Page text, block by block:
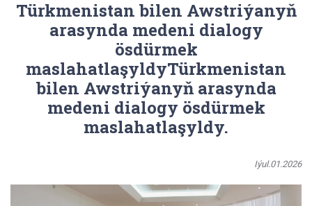
Türkmenistan bilen Awstriýanyň
arasynda medeni dialogy
ösdürmek
maslahatlaşyldyTürkmenistan
bilen Awstriýanyň arasynda
medeni dialogy ösdürmek
maslahatlaşyldy.
Iýul.01.2026